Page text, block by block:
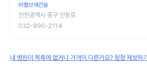
비밸브재건술
인천광역시 중구 인항로
032-890-2114
내 병원이 목록에 없거나 가격이 다른가요? 정정 제보하기